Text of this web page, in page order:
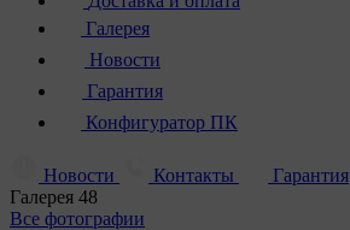
Галерея
Новости
Гарантия
Конфигуратор ПК
Новости Контакты
Гарантия
Галерея 48
Все фотографии